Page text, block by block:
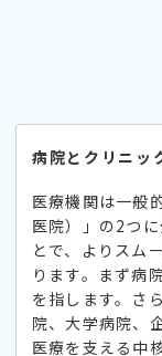
病院とクリニッ
医療機関は一般
医院）」の2つ
とで、よりスム
ります。まず病
を指します。さ
院、大学病院、
医療を支える中